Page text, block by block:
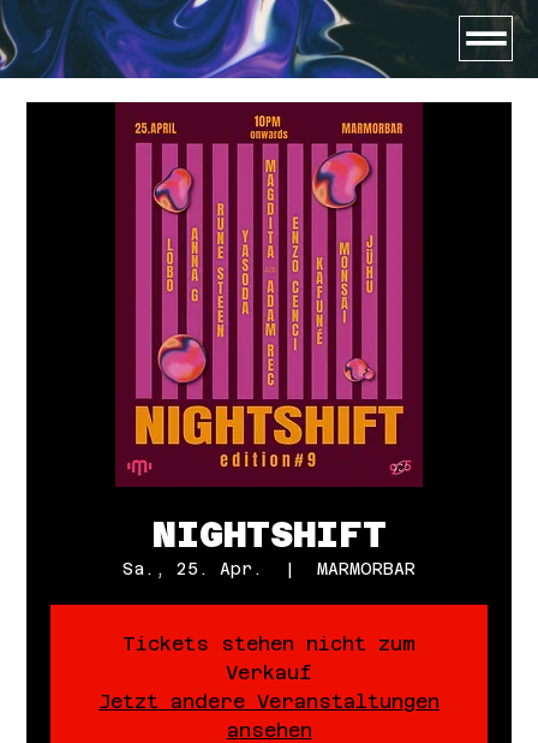
NIGHTSHIFT
Sa., 25. Apr.
  |
MARMORBAR
Tickets stehen nicht zum
Verkauf
Jetzt andere Veranstaltungen
ansehen